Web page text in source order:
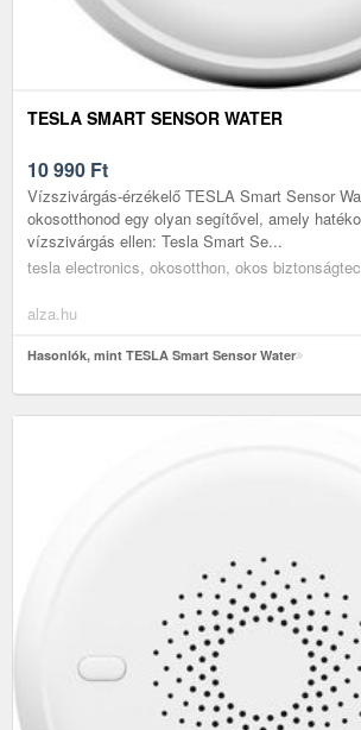
TESLA SMART SENSOR WATER
10 990 Ft
Vízszivárgás-érzékelő TESLA Smart Sensor
okosotthonod egy olyan segítővel, amely
vízszivárgás ellen: Tesla Smart Se...
tesla electronics, okosotthon, okos
alza.hu
Hasonlók, mint TESLA Smart Sensor Water